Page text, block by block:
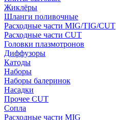
Жиклёры
Шланги поливочные
Расходные части MIG/TIG/CUT
Расходные части CUT
Головки плазмотронов
Диффузоры
Катоды
Наборы
Наборы балеринок
Насадки
Прочее CUT
Сопла
Расходные части MIG